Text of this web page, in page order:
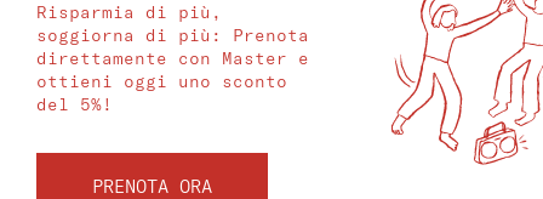
Risparmia di più,
soggiorna di più: Prenota
direttamente con Master e
ottieni oggi uno sconto
del 5%!
PRENOTA ORA